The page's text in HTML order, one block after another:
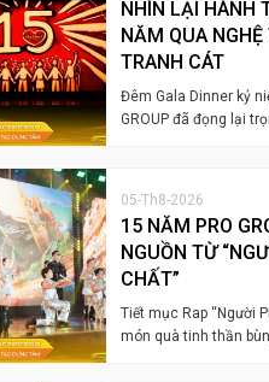
NHÌN LẠI HÀNH
NĂM QUA
TRANH CÁT
Đêm Gala Dinner kỷ
GROUP đã đọng lại
05-Th8-2026
15 NĂM PRO
NGUỒN TỪ
CHẤT”
Tiết mục Rap “Người
món quà tinh thần